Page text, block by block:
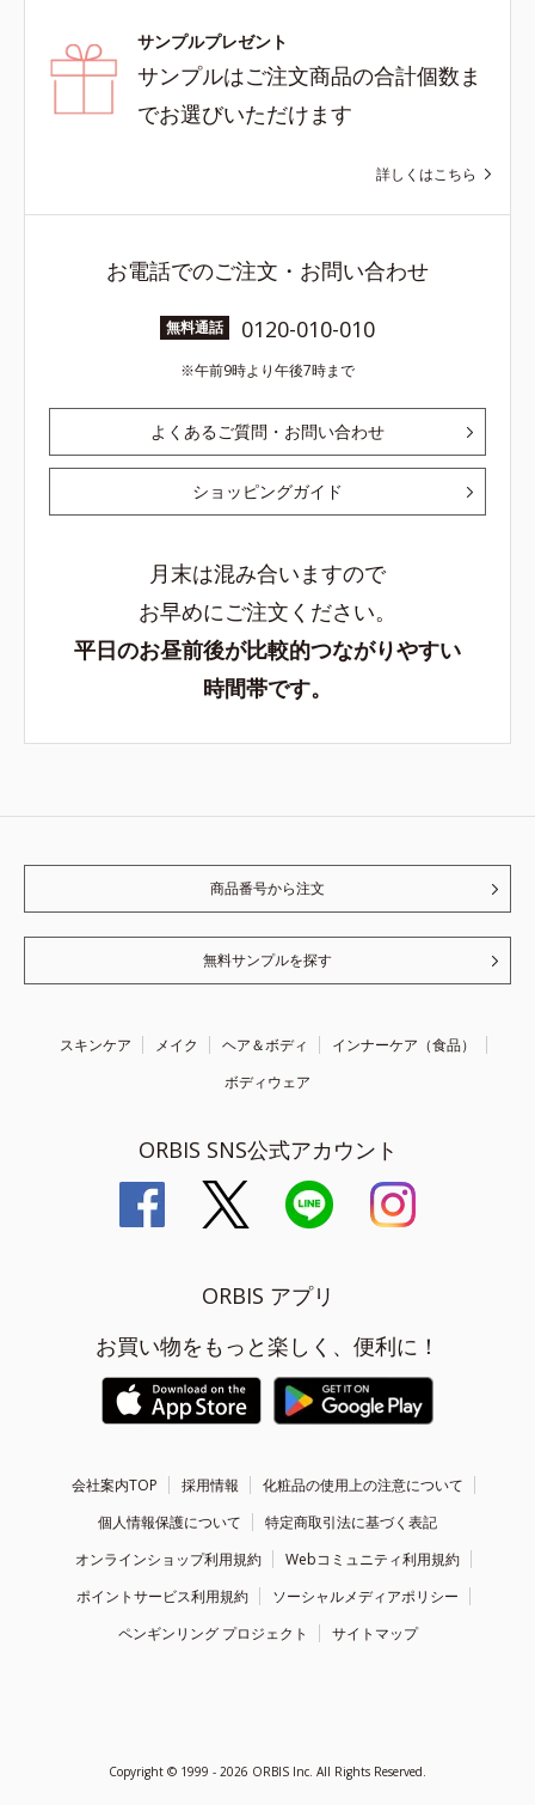
サンプルプレゼント
サンプルはご注文商品の合計個数ま
でお選びいただけます
詳しくはこちら
お電話でのご注文・お問い合わせ
無料通話 0120-010-010
午前9時より午後7時まで
よくあるご質問・お問い合わせ
ショッピングガイド
月末は混み合いますので
お早めにご注文ください。
平日のお昼前後が比較的つながりやすい
時間帯です。
商品番号から注文
無料サンプルを探す
スキンケア メイク ヘア＆ボディ
インナーケア（食品）
ボディウェア
ORBIS SNS公式アカウント
ORBIS アプリ
お買い物をもっと楽しく、便利に！
会社案内TOP 採用情報
化粧品の使用上の注意について
個人情報保護について
特定商取引法に基づく表記
オンラインショップ利用規約
Webコミュニティ利用規約
ポイントサービス利用規約
ソーシャルメディアポリシー
ペンギンリング プロジェクト
サイトマップ
Copyright © 1999 - 2026 ORBIS Inc. All Rights Reserved.